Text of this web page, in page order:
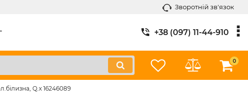
Зворотній зв'язок
+38 (097) 11-44-910
0
Q.x 16246089